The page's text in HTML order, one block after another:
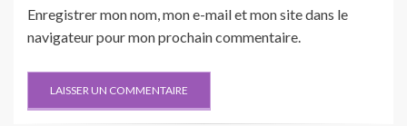
Enregistrer mon nom, mon e-mail et mon site dans le
navigateur pour mon prochain commentaire.